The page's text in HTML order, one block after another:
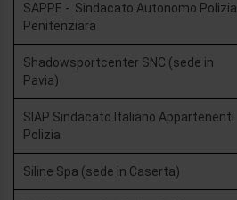
SAPPE - Sindacato Autonomo Polizia
Penitenziara
Shadowsportcenter SNC (sede in
Pavia)
SIAP Sindacato Italiano Appartenenti
Polizia
Siline Spa (sede in Caserta)